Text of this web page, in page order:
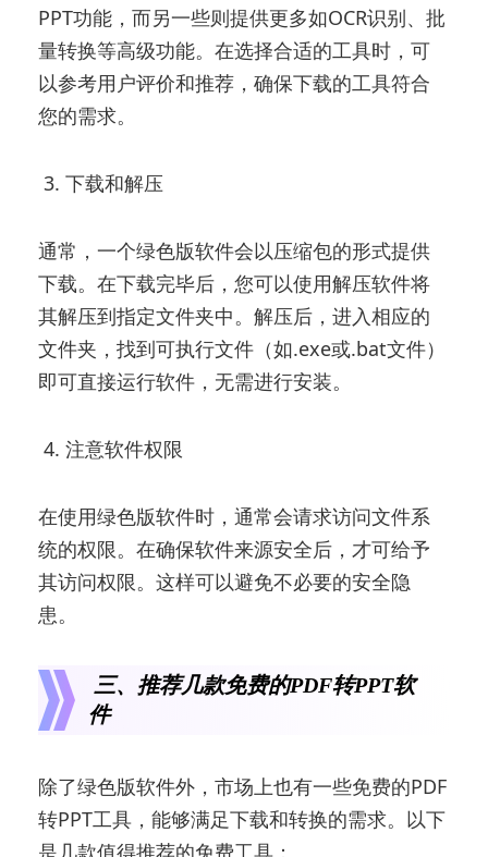
PPT功能，而另一些则提供更多如OCR识别、批
量转换等高级功能。在选择合适的工具时，可
以参考用户评价和推荐，确保下载的工具符合
您的需求。
3. 下载和解压
通常，一个绿色版软件会以压缩包的形式提供
下载。在下载完毕后，您可以使用解压软件将
其解压到指定文件夹中。解压后，进入相应的
文件夹，找到可执行文件（如.exe或.bat文件）
即可直接运行软件，无需进行安装。
4. 注意软件权限
在使用绿色版软件时，通常会请求访问文件系
统的权限。在确保软件来源安全后，才可给予
其访问权限。这样可以避免不必要的安全隐
患。
三、推荐几款免费的PDF转PPT软
件
除了绿色版软件外，市场上也有一些免费的PDF
转PPT工具，能够满足下载和转换的需求。以下
是几款值得推荐的免费工具：